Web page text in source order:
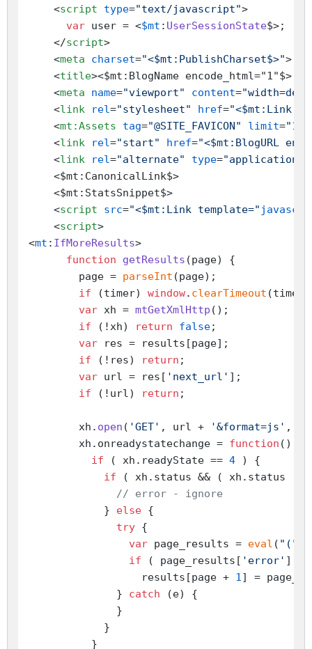
<script type="text/javascript">
var user = <$mt : UserSessionState$>;
</script>
<meta charset="<$mt:PublishCharset$>">
<title><$mt:BlogName encode_html="1"$> -
<meta name="viewport" content=
<link rel="stylesheet" href="<$mt:Link
<mt:Assets tag="@SITE_FAVICON" limit="1"
<link rel="start" href="<$mt:BlogURL
<link rel="alternate" type="application/
    <$mt:CanonicalLink$>
    <$mt:StatsSnippet$>
<script src="<$mt:Link template="
<script>
<mt : IfMoreResults>
function
getResults (page) {
        page =
parseInt (page);
if (timer) window. clearTimeout
var xh = mtGetXmlHttp ();
if (!xh) return false;
var res = results[page];
if (!res) return ;
var url = res[ 'next_url' ];
if (!url) return ;
        xh.
open ( 'GET' , url + '&format=js' ,
        xh.
onreadystatechange = function ( ) {
if ( xh. readyState == 4 ) {
if ( xh. status && ( xh. status
// error - ignore
            }
else {
try {
var page_results = eval ( "("
if ( page_results[ 'error' ]
                  results[page +
1] =
              }
catch (e) {
              }
            }
          }